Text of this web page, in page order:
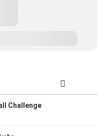
Challenge